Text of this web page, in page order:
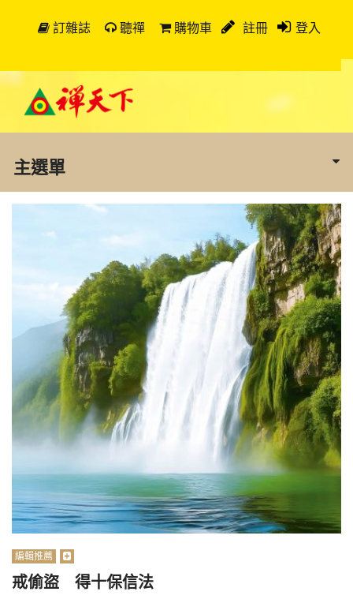
訂雜誌 聽禪 購物車 註冊 登入
主選單
編輯推薦
戒偷盜 得十保信法